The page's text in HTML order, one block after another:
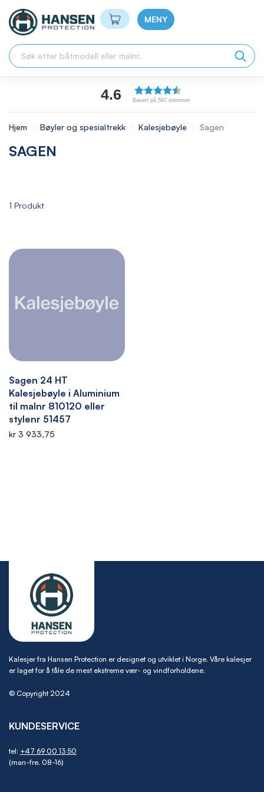
Min handlekurv
MENY
4.6 Basert på 587 stemmer
Hjem Bøyler og spesialtrekk Kalesjebøyle Sagen
SAGEN
1 Produkt
Sagen 24 HT
Kalesjebøyle i Aluminium
til malnr 810120 eller
stylenr 51457
kr 3 933,75
Kalesjer fra Hansen Protection er designet og utviklet i Norge. Våre kalesjer
er laget for å tåle de mest ekstreme vær- og vindforholdene.
© Copyright 2024
KUNDESERVICE
tel: +47 69 00 13 50
(man-fre. 08-16)